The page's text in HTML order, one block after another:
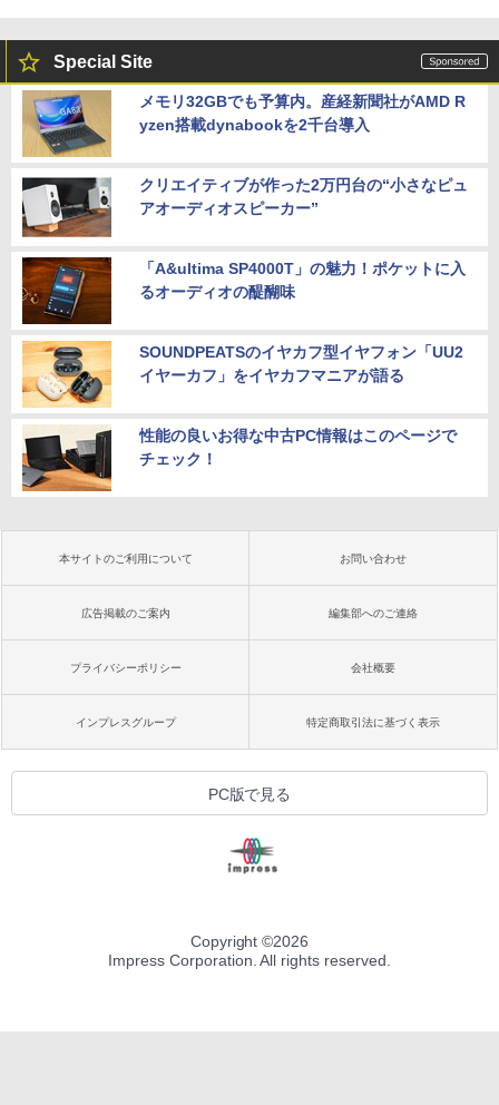
Special Site
メモリ32GBでも予算内。産経新聞社がAMD R
yzen搭載dynabookを2千台導入
クリエイティブが作った2万円台の“小さなピュ
アオーディオスピーカー”
「A&ultima SP4000T」の魅力！ポケットに入
るオーディオの醍醐味
SOUNDPEATSのイヤカフ型イヤフォン「UU2
イヤーカフ」をイヤカフマニアが語る
性能の良いお得な中古PC情報はこのページで
チェック！
本サイトのご利用について お問い合わせ
広告掲載のご案内 編集部へのご連絡
プライバシーポリシー 会社概要
インプレスグループ 特定商取引法に基づく表示
PC版で見る
Copyright ©2026
Impress Corporation. All rights reserved.